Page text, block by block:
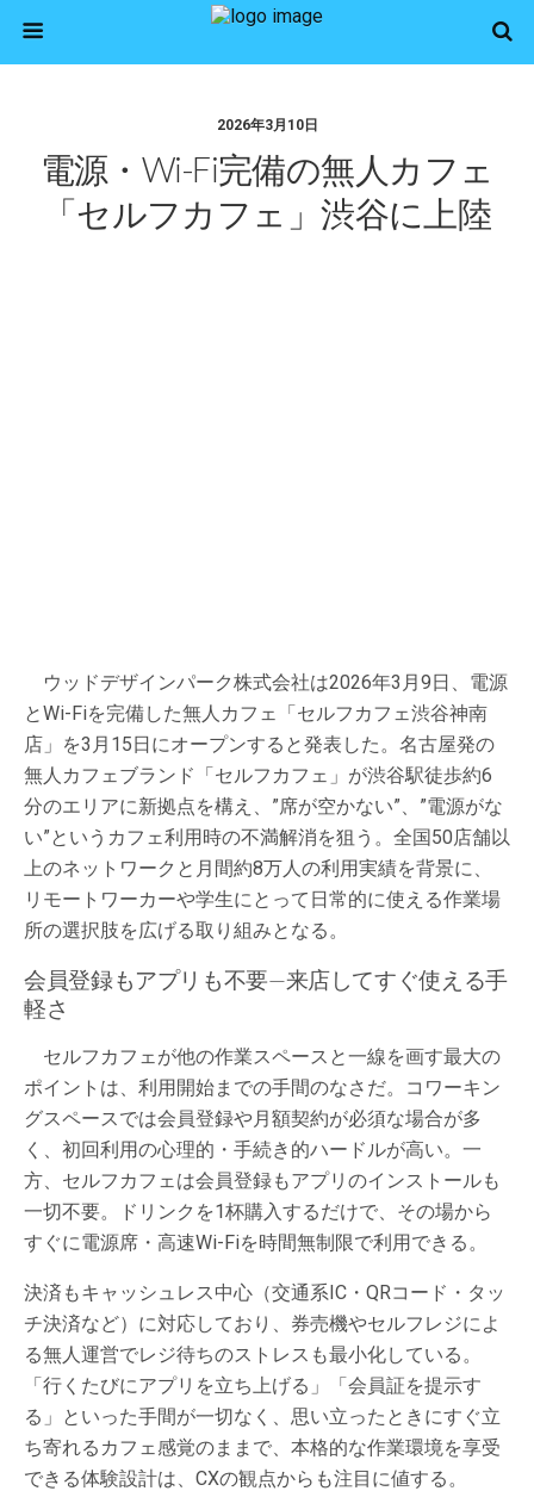
2026年3月10日
電源・Wi-Fi完備の無人カフェ
「セルフカフェ」渋谷に上陸
ウッドデザインパーク株式会社は2026年3月9日、電源
とWi-Fiを完備した無人カフェ「セルフカフェ渋谷神南
店」を3月15日にオープンすると発表した。名古屋発の
無人カフェブランド「セルフカフェ」が渋谷駅徒歩約6
分のエリアに新拠点を構え、”席が空かない”、”電源がな
い”というカフェ利用時の不満解消を狙う。全国50店舗以
上のネットワークと月間約8万人の利用実績を背景に、
リモートワーカーや学生にとって日常的に使える作業場
所の選択肢を広げる取り組みとなる。
会員登録もアプリも不要—来店してすぐ使える手
軽さ
セルフカフェが他の作業スペースと一線を画す最大の
ポイントは、利用開始までの手間のなさだ。コワーキン
グスペースでは会員登録や月額契約が必須な場合が多
く、初回利用の心理的・手続き的ハードルが高い。一
方、セルフカフェは会員登録もアプリのインストールも
一切不要。ドリンクを1杯購入するだけで、その場から
すぐに電源席・高速Wi-Fiを時間無制限で利用できる。
決済もキャッシュレス中心（交通系IC・QRコード・タッ
チ決済など）に対応しており、券売機やセルフレジによ
る無人運営でレジ待ちのストレスも最小化している。
「行くたびにアプリを立ち上げる」「会員証を提示す
る」といった手間が一切なく、思い立ったときにすぐ立
ち寄れるカフェ感覚のままで、本格的な作業環境を享受
できる体験設計は、CXの観点からも注目に値する。